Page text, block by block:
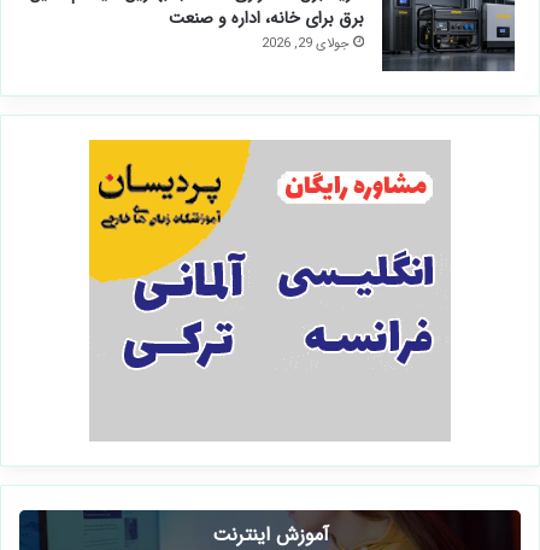
برق برای خانه، اداره و صنعت
جولای 29, 2026
آموزش اینترنت